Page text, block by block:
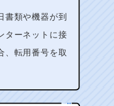
書類や機器が到
ターネットに接
、転用番号を取